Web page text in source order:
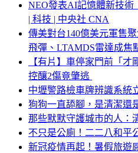
NEO發表AI記憶體新技
| 科技 | 中央社 CNA
傳美對台140億美元軍售
飛彈、LTAMDS雷達成
【有片】車停家門前「
控釀2傷竟肇逃
中壢警路檢車牌辨識系統
狗狗一直舔腳，是清潔還
那些默默守護城市的人：
不只是公廁！二二八和平
新冠疫情再起！暑假旅